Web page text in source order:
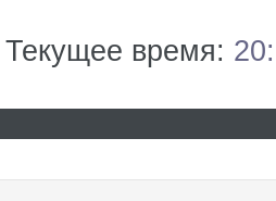
Текущее время: